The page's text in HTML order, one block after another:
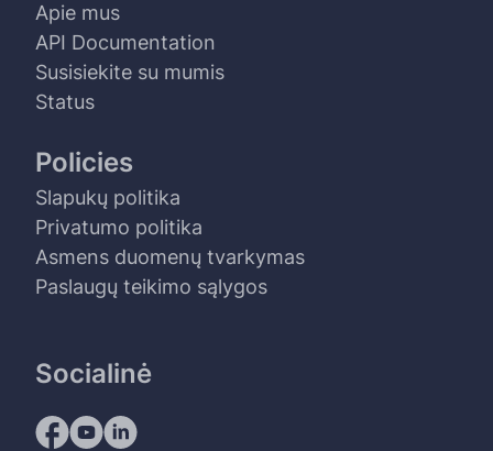
Apie mus
API Documentation
Susisiekite su mumis
Status
Policies
Slapukų politika
Privatumo politika
Asmens duomenų tvarkymas
Paslaugų teikimo sąlygos
Socialinė